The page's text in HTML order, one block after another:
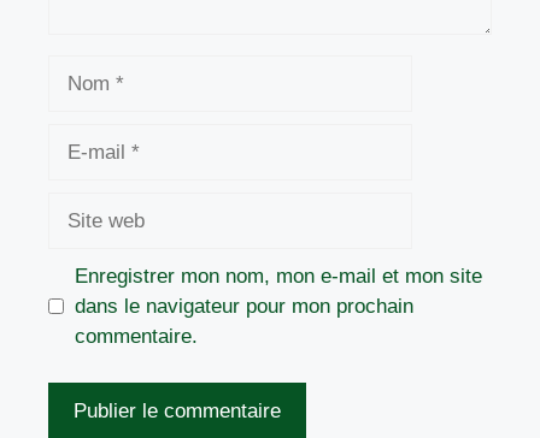
Enregistrer mon nom, mon e-mail et mon site
dans le navigateur pour mon prochain
commentaire.